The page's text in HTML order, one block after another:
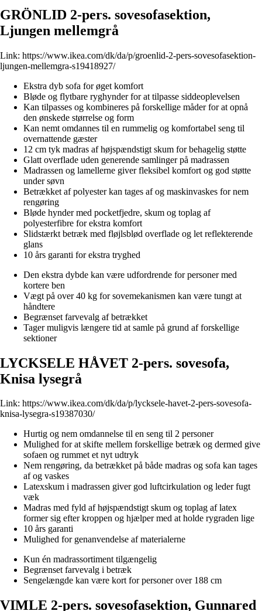
GRÖNLID 2-pers. sovesofasektion,
Ljungen mellemgrå
Link: https://www.ikea.com/dk/da/p/groenlid-2-pers-sovesofasektion-
ljungen-mellemgra-s19418927/
Ekstra dyb sofa for øget komfort
Bløde og flytbare ryghynder for at tilpasse siddeoplevelsen
Kan tilpasses og kombineres på forskellige måder for at opnå
den ønskede størrelse og form
Kan nemt omdannes til en rummelig og komfortabel seng til
overnattende gæster
12 cm tyk madras af højspændstigt skum for behagelig støtte
Glatt overflade uden generende samlinger på madrassen
Madrassen og lamellerne giver fleksibel komfort og god støtte
under søvn
Betrækket af polyester kan tages af og maskinvaskes for nem
rengøring
Bløde hynder med pocketfjedre, skum og toplag af
polyesterfibre for ekstra komfort
Slidstærkt betræk med fløjlsblød overflade og let reflekterende
glans
10 års garanti for ekstra tryghed
Den ekstra dybde kan være udfordrende for personer med
kortere ben
Vægt på over 40 kg for sovemekanismen kan være tungt at
håndtere
Begrænset farvevalg af betrækket
Tager muligvis længere tid at samle på grund af forskellige
sektioner
LYCKSELE HÅVET 2-pers. sovesofa,
Knisa lysegrå
Link: https://www.ikea.com/dk/da/p/lycksele-havet-2-pers-sovesofa-
knisa-lysegra-s19387030/
Hurtig og nem omdannelse til en seng til 2 personer
Mulighed for at skifte mellem forskellige betræk og dermed give
sofaen og rummet et nyt udtryk
Nem rengøring, da betrækket på både madras og sofa kan tages
af og vaskes
Latexskum i madrassen giver god luftcirkulation og leder fugt
væk
Madras med fyld af højspændstigt skum og toplag af latex
former sig efter kroppen og hjælper med at holde rygraden lige
10 års garanti
Mulighed for genanvendelse af materialerne
Kun én madrassortiment tilgængelig
Begrænset farvevalg i betræk
Sengelængde kan være kort for personer over 188 cm
VIMLE 2-pers. sovesofasektion, Gunnared